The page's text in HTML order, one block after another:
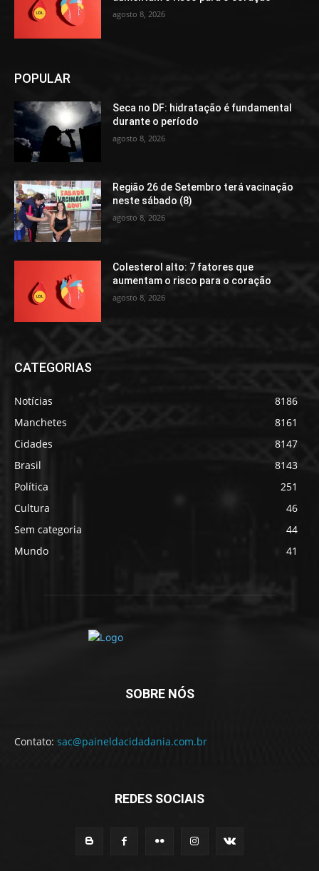
agosto 8, 2026
POPULAR
Seca no DF: hidratação é fundamental
durante o período
agosto 8, 2026
Região 26 de Setembro terá vacinação
neste sábado (8)
agosto 8, 2026
Colesterol alto: 7 fatores que
aumentam o risco para o coração
agosto 8, 2026
CATEGORIAS
Notícias
8186
Manchetes
8161
Cidades
8147
Brasil
8143
Política
251
Cultura
46
Sem categoria
44
Mundo
41
SOBRE NÓS
Contato: sac@paineldacidadania.com.br
REDES SOCIAIS